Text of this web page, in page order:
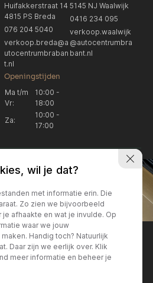
Huifakkerstraat 14
4815 PS Breda
076 204 5040
verkoop.breda@a
utocentrumbraban
t.nl
5145 NJ Waalwijk
0416 234 095
verkoop.waalwijk
@autocentrumbra
bant.nl
Openingstijden
Ma t/m
Vr:
10:00 -
18:00
Za:
10:00 -
17:00
Breda
brabant.nl
Breda
14
PS Breda
Locatie Breda
+31 076 204 5040
wil je dat?
met informatie erin. Die
Zo zien we bijvoorbeeld
je afhaakte en wat je invulde. Op
waar we jouw
Handig toch? Natuurlijk
Daar zijn we eerlijk over. Klik
meer informatie en beheer je